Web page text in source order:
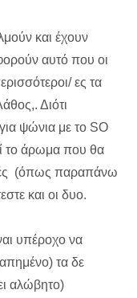
και έχουν
αυτό που οι
ες τα
Διότι
για ψώνια με το SO
το άρωμα που θα
(όπως παραπάνω
και οι δυο.
υπέροχο να
τα δε
αλώβητο)